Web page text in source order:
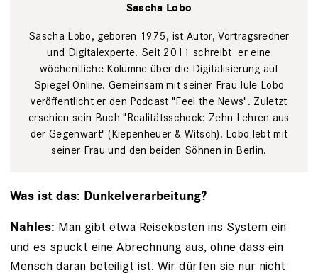
Zintel
Sascha Lobo
Sascha Lobo, geboren 1975, ist ­Autor, Vortragsredner
und Digitalexperte. Seit 2011 schreibt ­ er eine
wöchentliche Kolumne über die ­Digitalisierung auf
Spiegel Online. Gemeinsam mit seiner Frau Jule Lobo
veröffentlicht er den Podcast "Feel the News". Zuletzt
erschien sein Buch ­"Realitätsschock: Zehn Lehren aus
der Gegenwart" (Kiepenheuer & Witsch). ­Lobo lebt mit
seiner Frau und den beiden Söhnen in Berlin.
Was ist das: Dunkelverarbeitung?
Nahles: Man gibt etwa Reisekosten ins System ein
und es spuckt eine Abrechnung aus, ohne dass ein
Mensch daran beteiligt ist. Wir dürfen sie nur nicht